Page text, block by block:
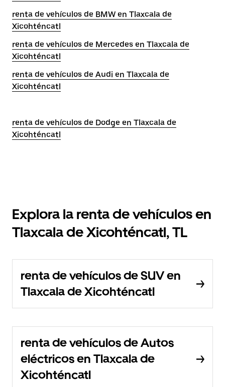
renta de vehículos de BMW en Tlaxcala de
Xicohténcatl
renta de vehículos de Mercedes en Tlaxcala de
Xicohténcatl
renta de vehículos de Audi en Tlaxcala de
Xicohténcatl
renta de vehículos de Dodge en Tlaxcala de
Xicohténcatl
Explora la renta de vehículos en
Tlaxcala de Xicohténcatl, TL
renta de vehículos de SUV en
Tlaxcala de Xicohténcatl
renta de vehículos de Autos
eléctricos en Tlaxcala de
Xicohténcatl